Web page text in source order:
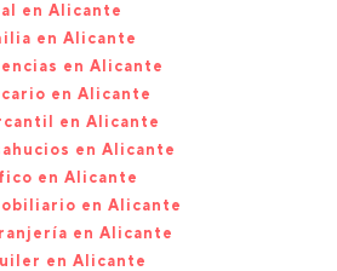
en Alicante
en Alicante
en Alicante
en Alicante
en Alicante
en Alicante
en Alicante
en Alicante
en Alicante
en Alicante